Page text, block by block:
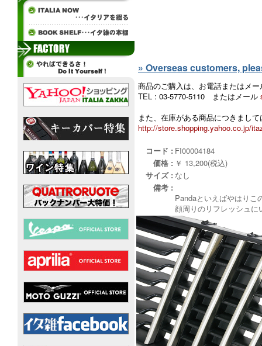
» Overseas customers,
商品のご購入は、お電話またはメ
TEL : 03-5770-5110 またはメール
また、在庫がある商品につきまし
http://store.shopping.yahoo.co.jp/
コード : FI00004184
価格 : ￥ 13,200(税込)
サイズ : なし
備考 :
Pandaといえばやはりこ
顔周りのリフレッシュ